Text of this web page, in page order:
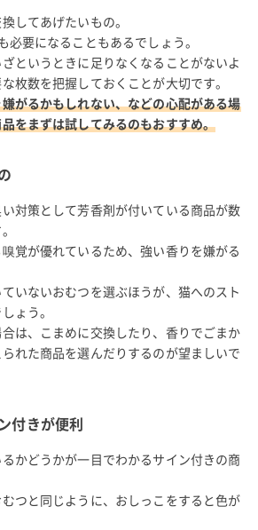
してあげたいもの。
必要になることもあるでしょう。
というときに足りなくなることがないよ
枚数を把握しておくことが大切です。
がるかもしれない、などの心配がある場
をまずは試してみるのもおすすめ。
対策として芳香剤が付いている商品が数
覚が優れているため、強い香りを嫌がる
いないおむつを選ぶほうが、猫へのスト
ょう。
は、こまめに交換したり、香りでごまか
れた商品を選んだりするのが望ましいで
付きが便利
かどうかが一目でわかるサイン付きの商
つと同じように、おしっこをすると色が